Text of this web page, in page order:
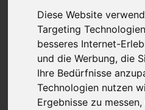
Diese Website
Targeting
besseres Internet-
und die Werbung, die
Ihre Bedürfnisse
Technologien nutzen
Ergebnisse zu
bei
Werratal-
+ 4,99 €
& inkl.